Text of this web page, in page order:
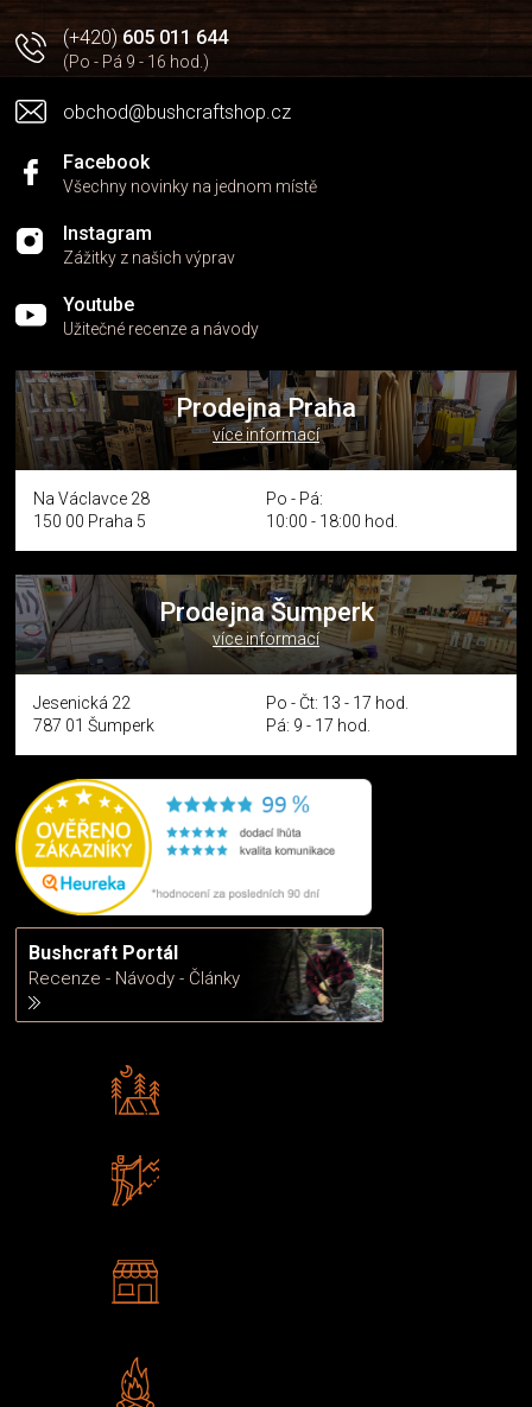
(+420)605 011 644
(Po - Pá 9 - 16 hod.)
obchod@bushcraftshop.cz
Facebook
Všechny novinky na jednom místě
Instagram
Zážitky z našich výprav
Youtube
Užitečné recenze a návody
Prodejna Praha
více informací
Na Václavce 28
150 00 Praha 5
Po - Pá:
10:00 - 18:00 hod.
Prodejna Šumperk
více informací
Jesenická 22
787 01 Šumperk
Po - Čt: 13 - 17 hod.
Pá: 9 - 17 hod.
Bushcraft Portál
Recenze - Návody - Články